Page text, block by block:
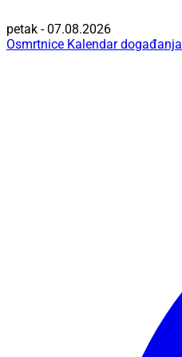
petak - 07.08.2026
Osmrtnice Kalendar događanja